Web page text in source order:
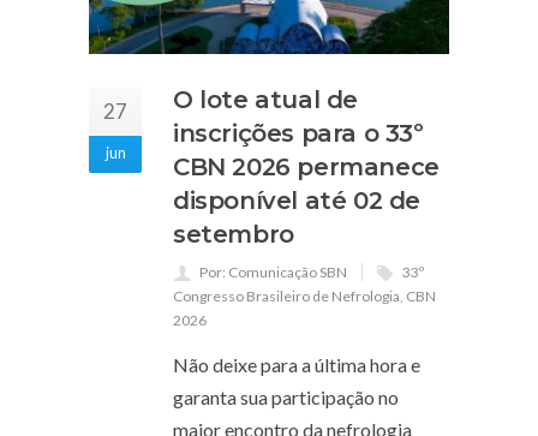
27
jun
O lote atual de
inscrições para o 33º
CBN 2026 permanece
disponível até 02 de
setembro
Por: Comunicação SBN
33º
Congresso Brasileiro de Nefrologia CBN
2026
Não deixe para a última hora e
garanta sua participação no
maior encontro da nefrologia